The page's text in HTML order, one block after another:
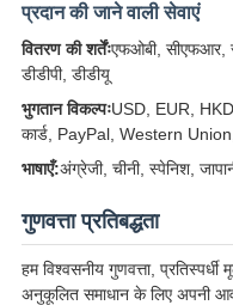
प्रदान की जाने वाली सेवाएं
वितरण की शर्तेंःएफओबी, सीएफआर,
डीडीपी, डीडीयू
भुगतान विकल्पःUSD, EUR,
कार्ड, PayPal, Western
भाषाएँ:अंग्रेजी, चीनी, स्पेनिश,
गुणवत्ता प्रतिबद्धता
हम विश्वसनीय गुणवत्ता,
अनुकूलित समाधान के लिए अपनी